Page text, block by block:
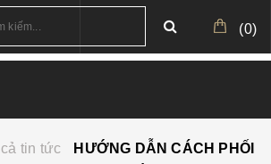
(0)
GIỚI THIỆU SẢN PHẨM
tin tức
HƯỚNG DẪN CÁCH PHỐI